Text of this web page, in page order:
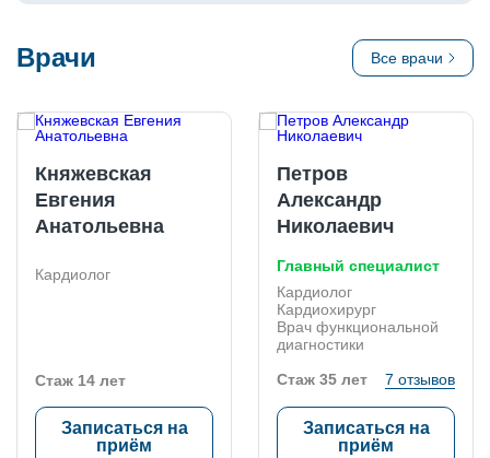
Врачи Все врачи
Княжевская
Евгения
Анатольевна
Кардиолог
Стаж 14 лет
Записаться на
приём
Петров
Александр
Николаевич
Главный специалист
Кардиолог
Кардиохирург
Врач функциональной
диагностики
Стаж 35 лет
7 отзывов
Записаться на
приём